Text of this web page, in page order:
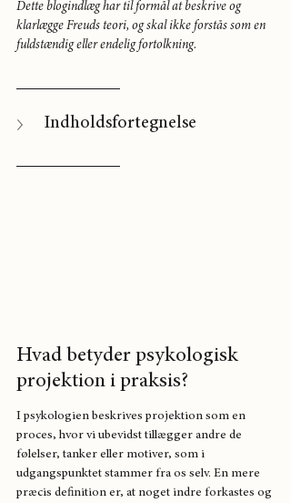
Dette blogindlæg har til formål at beskrive og
klarlægge Freuds teori, og skal ikke forstås som en
fuldstændig eller endelig fortolkning.
Indholdsfortegnelse
Hvad betyder psykologisk
projektion i praksis?
I psykologien beskrives projektion som en
proces, hvor vi ubevidst tillægger andre de
følelser, tanker eller motiver, som i
udgangspunktet stammer fra os selv. En mere
præcis definition er, at noget indre forkastes og